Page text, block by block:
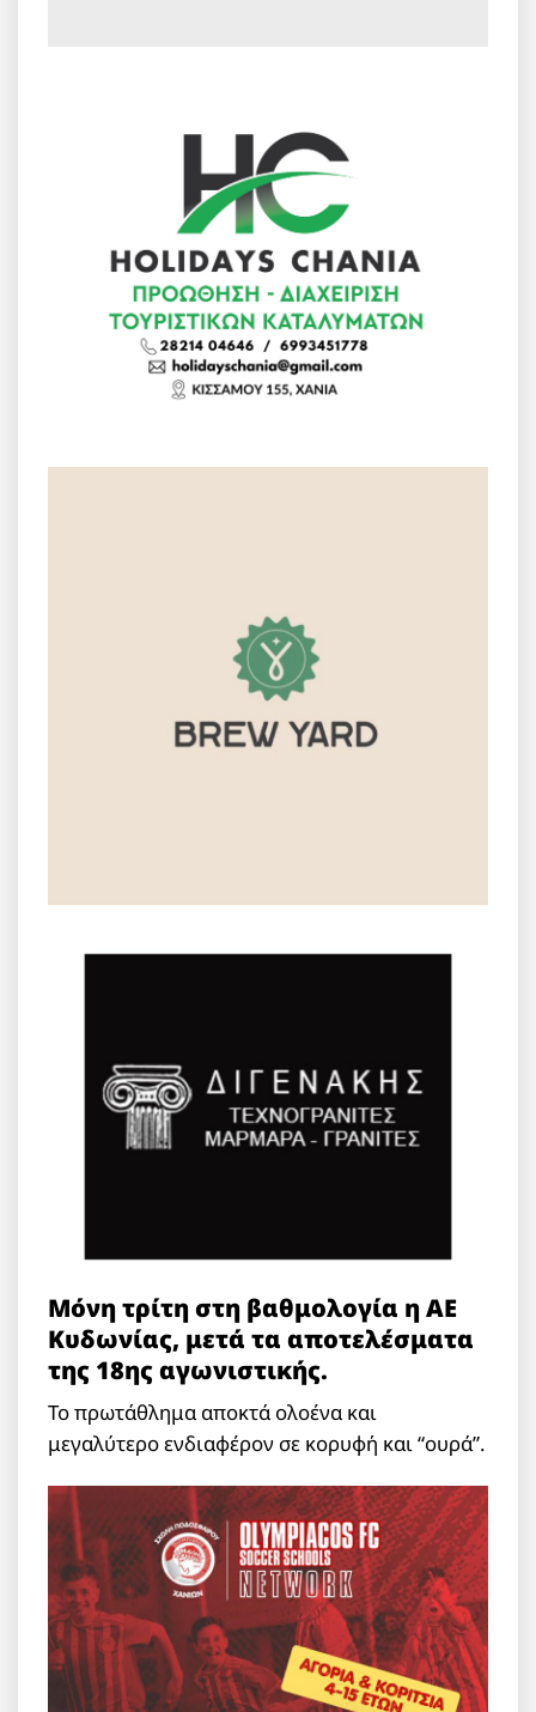
Μόνη τρίτη στη βαθμολογία η ΑΕ
Κυδωνίας, μετά τα αποτελέσματα
της 18ης αγωνιστικής.
Το πρωτάθλημα αποκτά ολοένα και
μεγαλύτερο ενδιαφέρον σε κορυφή και “ουρά”.